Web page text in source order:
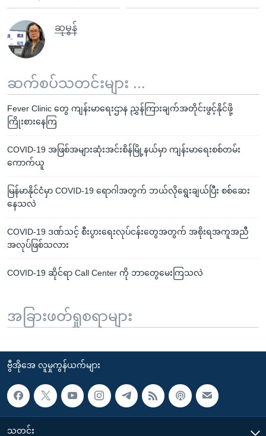
ဆုမွန်
ဆက်စပ်သတင်းများ ...
Fever Clinic တွေ ကျန်းမာရေးဌာန ညွှန်ကြားချက်အတိုင်းဖွင့်နိုင်ဖို့
ကြိုးစားနေကြ
COVID-19 အဖြစ်အများဆုံးအင်းစိန်မြို့နယ်မှာ ကျန်းမာရေးစစ်တမ်း
ကောက်ယူ
မြန်မာနိုင်ငံမှာ COVID-19 ရောဂါအတွက် ဘယ်လိုရွေးချယ်ပြီး စစ်ဆေး
နေသလဲ
COVID-19 ဒဏ်သင့် စီးပွားရေးလုပ်ငန်းတွေအတွက် အစိုးရအကူအညီ
အလုပ်ဖြစ်သလား
COVID-19 ဆိုင်ရာ Call Center ကို ဘာတွေမေးကြသလဲ
အခြားဖတ်ရှုစရာများ
ဗွီအိုအေ လူမှုကွန်ယက်များ
သတင်း